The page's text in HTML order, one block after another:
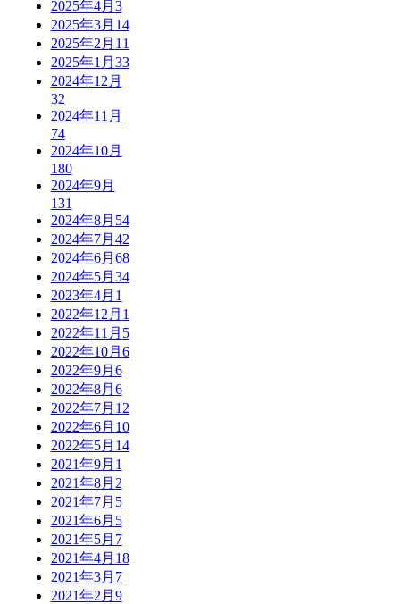
2025年4月 3
2025年3月 14
2025年2月 11
2025年1月 33
2024年12月
32
2024年11月
74
2024年10月
180
2024年9月
131
2024年8月 54
2024年7月 42
2024年6月 68
2024年5月 34
2023年4月 1
2022年12月 1
2022年11月 5
2022年10月 6
2022年9月 6
2022年8月 6
2022年7月 12
2022年6月 10
2022年5月 14
2021年9月 1
2021年8月 2
2021年7月 5
2021年6月 5
2021年5月 7
2021年4月 18
2021年3月 7
2021年2月 9